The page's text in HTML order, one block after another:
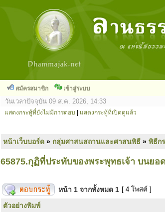
สมัครสมาชิก เข้าสู่ระบบ
วันเวลาปัจจุบัน 09 ส.ค. 2026, 14:33
แสดงกระทู้ที่ยังไม่มีการตอบ แสดงกระทู้ที่เปิดดูแล้ว
หน้าเว็บบอร์ด » กลุ่มศาสนสถานและศาสนพิธี » พิธีก
65875.กุฏิที่ประทับของพระพุทธเจ้า บนย
หน้า 1 จากทั้งหมด 1 [ 4 โพสต์ ]
ตัวอย่างพิมพ์